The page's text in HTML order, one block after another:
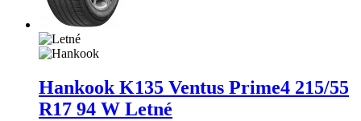
Hankook K135 Ventus Prime4 215/55
R17 94 W Letné